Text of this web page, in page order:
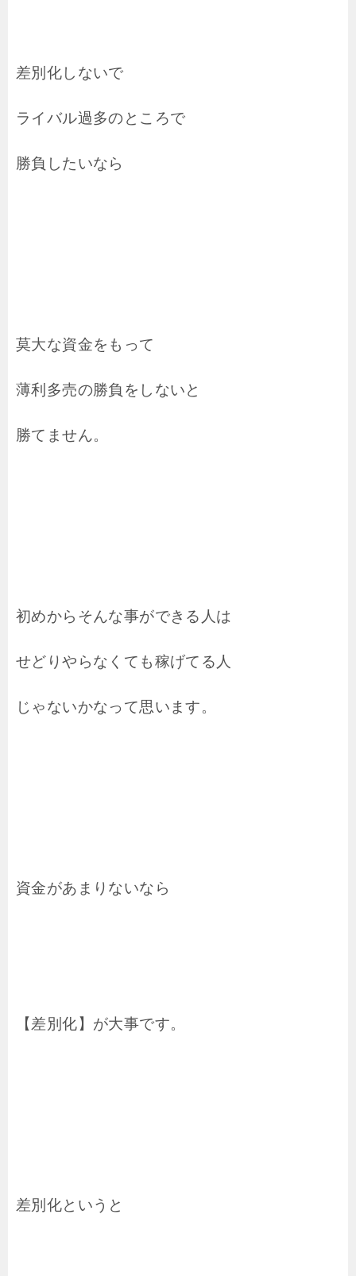
差別化しないで
ライバル過多のところで
勝負したいなら
莫大な資金をもって
薄利多売の勝負をしないと
勝てません。
初めからそんな事ができる人は
せどりやらなくても稼げてる人
じゃないかなって思います。
資金があまりないなら
【差別化】が大事です。
差別化というと